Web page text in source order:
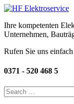
Ihre kompetenten
Unternehmen,
Rufen Sie uns einfach
0371 - 520 468 5